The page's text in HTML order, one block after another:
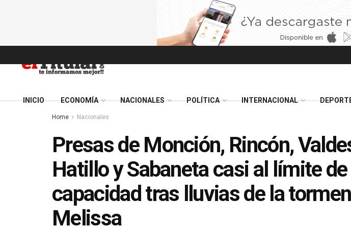
INICIO ECONOMÍA NACIONALES POLÍTICA INTERNACIONAL
Home Nacionales
Presas de Monción, Rincón,
Hatillo y Sabaneta casi al límite
capacidad tras lluvias de la
Melissa